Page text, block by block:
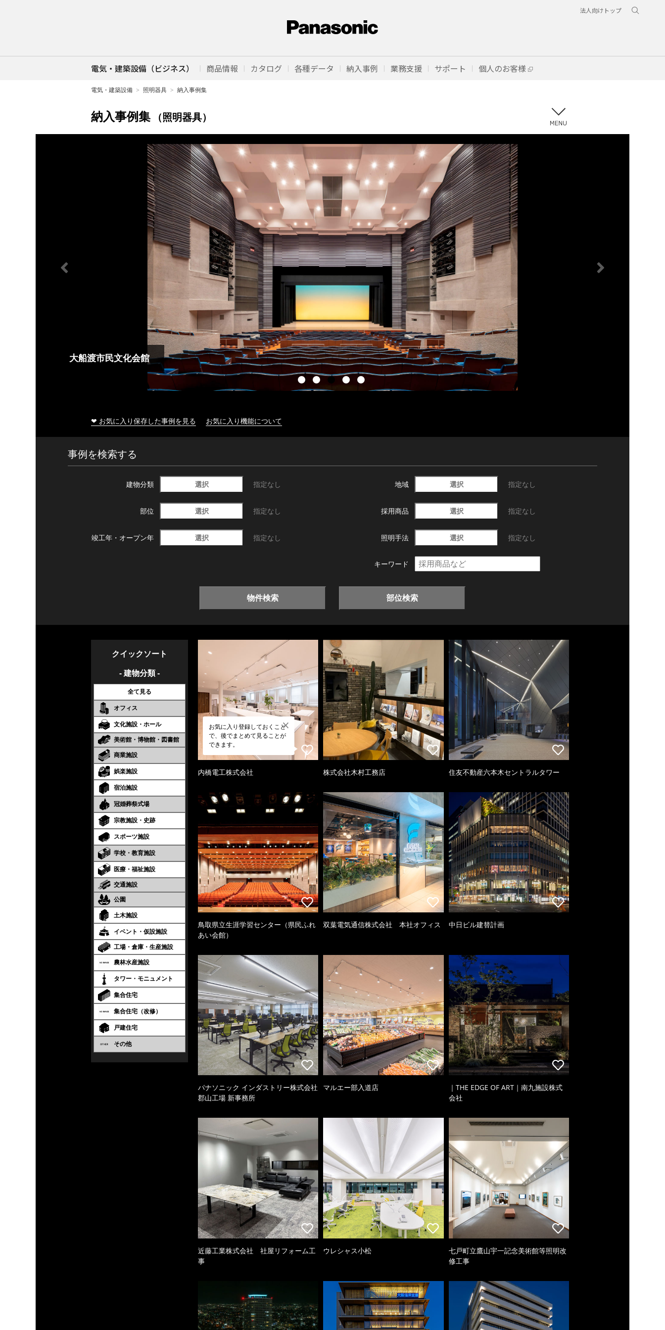
法人向けトップ
電気・建築設備（ビジネス） 商品情報 カタログ 各種データ 納入事例 業務支援 サポート 個人のお客様
電気・建築設備 照明器具 納入事例集
納入事例集 （照明器具）
大船渡市民文化会館
❤ お気に入り保存した事例を見る お気に入り機能について
事例を検索する
建物分類 選択 指定なし 地域 選択 指定なし
部位 選択 指定なし 採用商品 選択 指定なし
竣工年・ オープン年 選択 指定なし 照明手法 選択 指定なし
キーワード
物件検索 部位検索
クイックソート
- 建物分類 -
全て見る
オフィス
文化施設・ホール
美術館・博物館・図書館
商業施設
娯楽施設
宿泊施設
冠婚葬祭式場
宗教施設・史跡
スポーツ施設
学校・教育施設
医療・福祉施設
交通施設
公園
土木施設
イベント・仮設施設
工場・倉庫・生産施設
農林水産施設
タワー・モニュメント
集合住宅
集合住宅（改修）
戸建住宅
その他
お気に入り登録しておくこと
で、後でまとめて見ることが
できます。
内橋電工株式会社 株式会社木村工務店 住友不動産六本木セントラルタワー
鳥取県立生涯学習センター（県民ふれ
あい会館）
双葉電気通信株式会社 本社オフィス 中日ビル建替計画
パナソニック インダストリー株式会社
郡山工場 新事務所
マルエー部入道店
｜THE EDGE OF ART｜南九施設株式
会社
近藤工業株式会社 社屋リフォーム工
事
ウレシャス小松
七戸町立鷹山宇一記念美術館等照明改
修工事